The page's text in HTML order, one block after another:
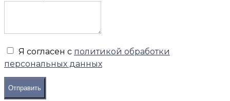
Я согласен с политикой обработки
персональных данных
Отправить